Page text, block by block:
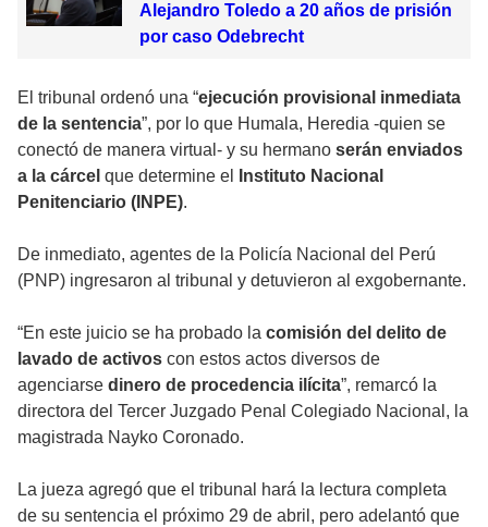
Alejandro Toledo a 20 años de prisión
por caso Odebrecht
El tribunal ordenó una “ejecución provisional inmediata
de la sentencia”, por lo que Humala, Heredia -quien se
conectó de manera virtual- y su hermano serán enviados
a la cárcel que determine el
Instituto Nacional
Penitenciario (INPE).
De inmediato, agentes de la Policía Nacional del Perú
(PNP) ingresaron al tribunal y detuvieron al exgobernante.
“En este juicio se ha probado la comisión del delito de
lavado de activos con estos actos diversos de
agenciarse dinero de procedencia ilícita”, remarcó la
directora del Tercer Juzgado Penal Colegiado Nacional, la
magistrada Nayko Coronado.
La jueza agregó que el tribunal hará la lectura completa
de su sentencia el próximo 29 de abril, pero adelantó que